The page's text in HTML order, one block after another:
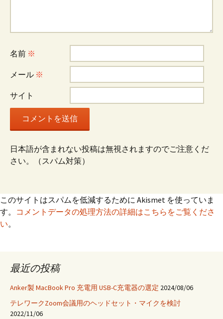
シ
ョ
ン
名前 ※
メール ※
サイト
日本語が含まれない投稿は無視されますのでご注意くだ
さい。（スパム対策）
このサイトはスパムを低減するために Akismet を使っていま
す。 コメントデータの処理方法の詳細はこちらをご覧くださ
い。
最近の投稿
Anker製 MacBook Pro 充電用 USB-C充電器の選定 2024/08/06
テレワークZoom会議用のヘッドセット・マイクを検討
2022/11/06